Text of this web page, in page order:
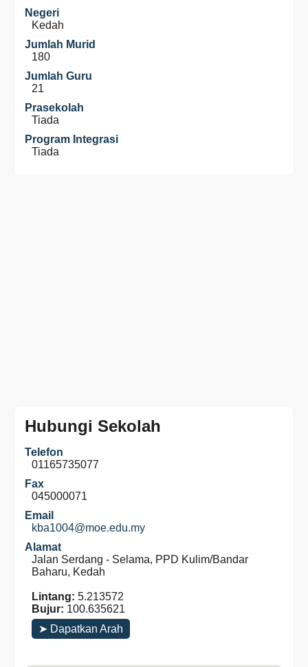
Negeri
Kedah
Jumlah Murid
180
Jumlah Guru
21
Prasekolah
Tiada
Program Integrasi
Tiada
Hubungi Sekolah
Telefon
01165735077
Fax
045000071
Email
kba1004@moe.edu.my
Alamat
Jalan Serdang - Selama, PPD Kulim/Bandar
Baharu, Kedah
Lintang: 5.213572
Bujur: 100.635621
➤ Dapatkan Arah